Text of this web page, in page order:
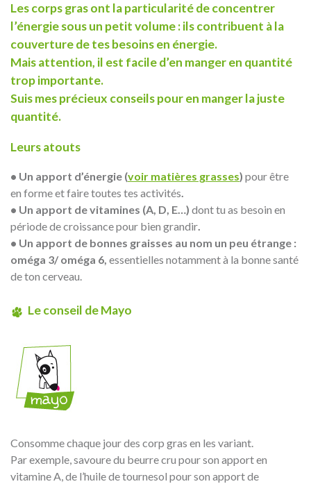
Les corps gras ont la particularité de concentrer
l’énergie sous un petit volume : ils contribuent à la
couverture de tes besoins en énergie.
Mais attention, il est facile d’en manger en quantité
trop importante.
Suis mes précieux conseils pour en manger la juste
quantité.
Leurs atouts
• Un apport d’énergie (voir matières grasses) pour être
en forme et faire toutes tes activités.
• Un apport de vitamines (A, D, E…) dont tu as besoin en
période de croissance pour bien grandir.
• Un apport de bonnes graisses au nom un peu étrange :
oméga 3/ oméga 6, essentielles notamment à la bonne santé
de ton cerveau.
Le conseil de Mayo
Consomme chaque jour des corp gras en les variant.
Par exemple, savoure du beurre cru pour son apport en
vitamine A, de l’huile de tournesol pour son apport de